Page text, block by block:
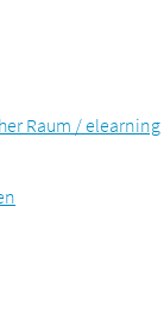
Raum / elearning